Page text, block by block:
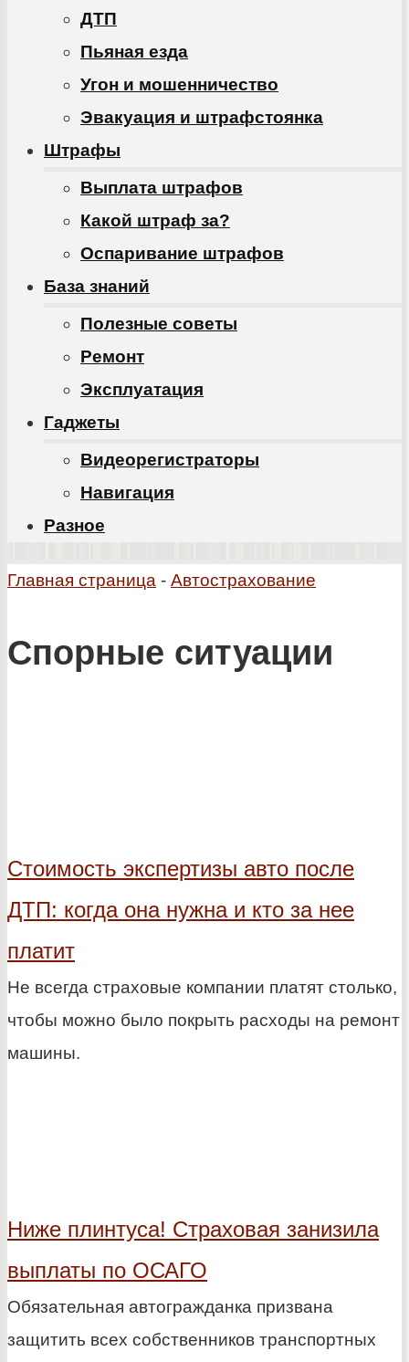
ДТП
Пьяная езда
Угон и мошенничество
Эвакуация и штрафстоянка
Штрафы
Выплата штрафов
Какой штраф за?
Оспаривание штрафов
База знаний
Полезные советы
Ремонт
Эксплуатация
Гаджеты
Видеорегистраторы
Навигация
Разное
Главная страница - Автострахование
Спорные ситуации
Стоимость экспертизы авто после
ДТП: когда она нужна и кто за нее
платит
Не всегда страховые компании платят столько,
чтобы можно было покрыть расходы на ремонт
машины.
Ниже плинтуса! Страховая занизила
выплаты по ОСАГО
Обязательная автогражданка призвана
защитить всех собственников транспортных